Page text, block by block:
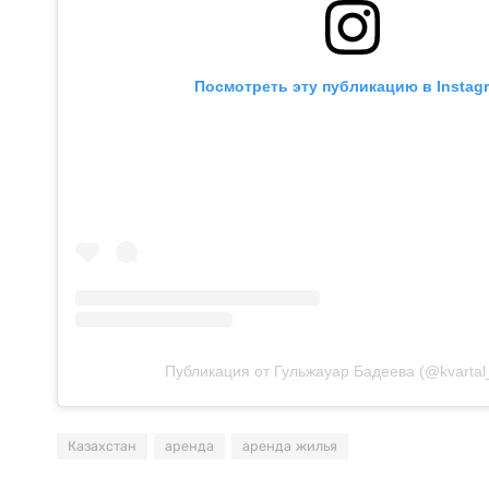
Посмотреть эту публикацию в
Публикация от Гульжауар Бадеева
Казахстан аренда аренда жилья